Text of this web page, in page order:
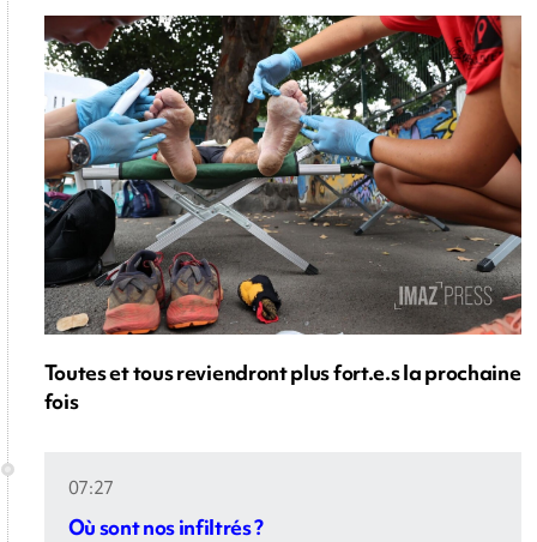
Toutes et tous reviendront plus fort.e.s la prochaine
fois
07:27
Où sont nos infiltrés ?